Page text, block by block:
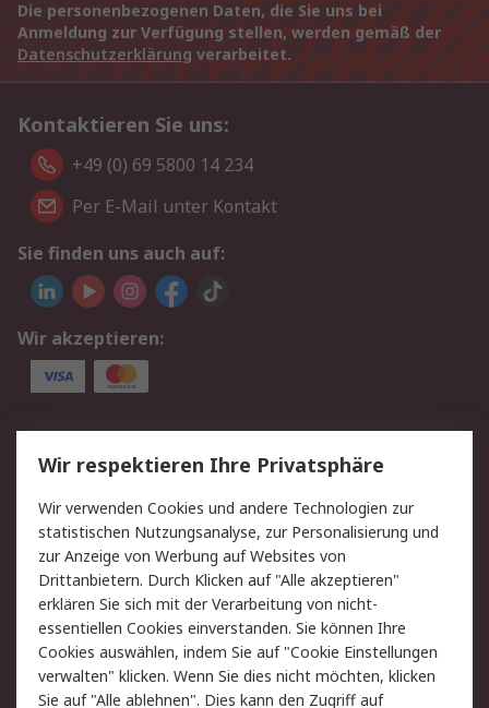
Die personenbezogenen Daten, die Sie uns bei
Anmeldung zur Verfügung stellen, werden gemäß der
Datenschutzerklärung verarbeitet.
Kontaktieren Sie uns:
+49 (0) 69 5800 14 234
Per E-Mail unter Kontakt
Sie finden uns auch auf:
Wir akzeptieren:
Service
Value Added Services
Lieferlösungen
Rücksendungen
Kontakt
Hilfe
Privatkunden
Rechtliches
AGB
Datenschutz
Cookie-Richtlinie
Zahlungsbedingungen
Copyright/Impressum
Entsorgung
Wir respektieren Ihre Privatsphäre
Wir verwenden Cookies und andere Technologien zur
statistischen Nutzungsanalyse, zur Personalisierung und
zur Anzeige von Werbung auf Websites von
Drittanbietern. Durch Klicken auf "Alle akzeptieren"
erklären Sie sich mit der Verarbeitung von nicht-
essentiellen Cookies einverstanden. Sie können Ihre
Cookies auswählen, indem Sie auf "Cookie Einstellungen
verwalten" klicken. Wenn Sie dies nicht möchten, klicken
Sie auf "Alle ablehnen". Dies kann den Zugriff auf